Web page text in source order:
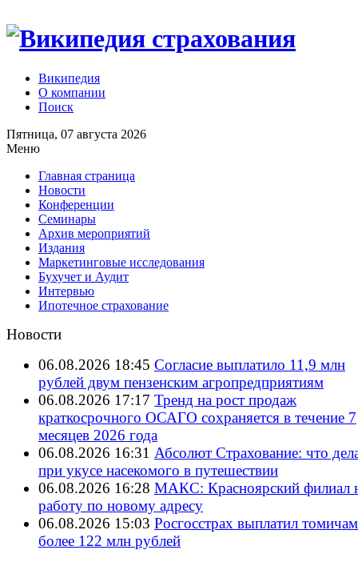
Википедия
О компании
Поиск
Пятница, 07 августа 2026
Меню
Главная страница
Новости
Конференции
Семинары
Архив мероприятий
Издания
Маркетинговые исследования
Бухучет и Аудит
Интервью
Ипотечное страхование
Новости
06.08.2026 18:45 Согласие выплатило 11,9 млн
рублей двум пензенским агропредприятиям
06.08.2026 17:17 Тренд на рост продаж
краткосрочного ОСАГО сохраняется в течение 7
месяцев 2026 года
06.08.2026 16:31 Абсолют Страхование: что
при укусе насекомого в путешествии
06.08.2026 16:28 МАКС: Красноярский филиал
работу по новому адресу
06.08.2026 15:03 Росгосстрах выплатил томичам
более 122 млн рублей